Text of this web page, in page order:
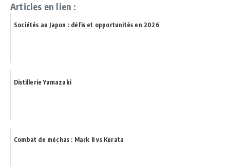
Articles en lien :
Sociétés au Japon : défis et opportunités en 2026
Distillerie Yamazaki
Combat de méchas : Mark II vs Kurata